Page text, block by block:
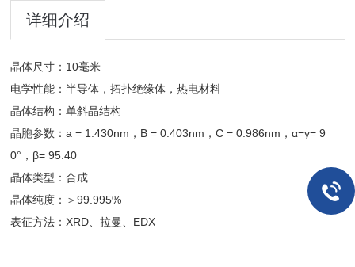
详细介绍
晶体尺寸：10毫米
电学性能：半导体，拓扑绝缘体，热电材料
晶体结构：单斜晶结构
晶胞参数：a = 1.430nm，B = 0.403nm，C = 0.986nm，α=γ= 9
0°，β= 95.40
晶体类型：合成
晶体纯度：＞99.995%
表征方法：XRD、拉曼、EDX